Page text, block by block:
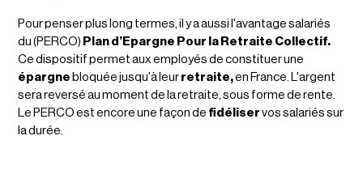
Pour penser plus long termes, il y a aussi l'avantage salariés
du (PERCO) Plan d’Epargne Pour la Retraite Collectif.
Ce dispositif permet aux employés de constituer une
épargne bloquée jusqu'à leur retraite,en France. L'argent
sera reversé au moment de la retraite, sous forme de rente.
Le PERCO est encore une façon de fidéliser vos salariés sur
la durée.